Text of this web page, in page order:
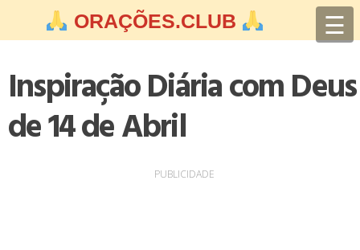
ORAÇÕES.CLUB ☰
Inspiração Diária com Deus
de 14 de Abril
PUBLICIDADE